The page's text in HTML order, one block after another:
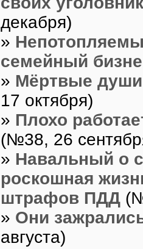
декабря)
»
семейный
» Мёртвые
17 октября)
» Плохо
(№38, 26
» Навальный о
роскошная
штрафов ПДД
» Они
августа)